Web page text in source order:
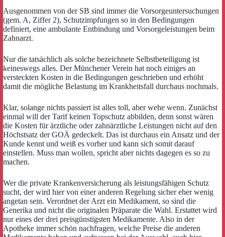
Ausgenommen von der SB sind immer die Vorsorgeuntersuchungen
(gem. A, Ziffer 2), Schutzimpfungen so in den Bedingungen
definiert, eine ambulante Entbindung und Vorsorgeleistungen beim
Zahnarzt.
Nur die tatsächlich als solche bezeichnete Selbstbeteiligung ist
keineswegs alles. Der Münchener Verein hat noch einiges an
versteckten Kosten in die Bedingungen geschrieben und erhöht
damit die mögliche Belastung im Krankheitsfall durchaus nochmals.
Klar, solange nichts passiert ist alles toll, aber wehe wenn. Zunächst
einmal will der Tarif keinen Topschutz abbilden, denn sonst wären
die Kosten für ärztliche oder zahnärztliche Leistungen nicht auf den
Höchstsatz der GOÄ gedeckelt. Das ist durchaus ein Ansatz und der
Kunde kennt und weiß es vorher und kann sich somit darauf
einstellen. Muss man wollen, spricht aber nichts dagegen es so zu
machen.
Wer die private Krankenversicherung als leistungsfähigen Schutz
sucht, der wird hier von einer anderen Regelung sicher eher wenig
angetan sein. Verordnet der Arzt ein Medikament, so sind die
Generika und nicht die originalen Präparate die Wahl. Erstattet wird
nur eines der drei preisgünstigsten Medikamente. Also in der
Apotheke immer schön nachfragen, welche Preise die anderen